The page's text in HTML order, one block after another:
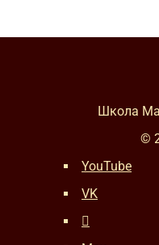
Школа
©
YouTube
VK